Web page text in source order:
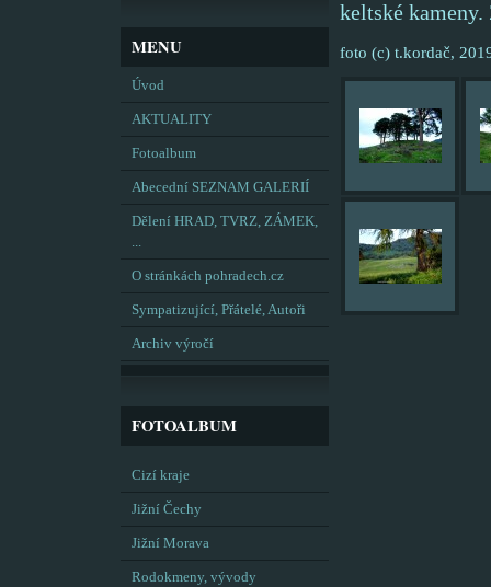
MENU
Úvod
AKTUALITY
Fotoalbum
Abecední SEZNAM GALERIÍ
Dělení HRAD, TVRZ, ZÁMEK,
...
O stránkách pohradech.cz
Sympatizující, Přátelé, Autoři
Archiv výročí
FOTOALBUM
Cizí kraje
Jižní Čechy
Jižní Morava
Rodokmeny, vývody
keltské
foto (c) t.kordač,